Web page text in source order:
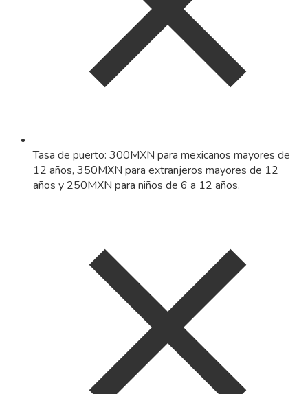
Tasa de puerto: 300MXN para mexicanos mayores de
12 años, 350MXN para extranjeros mayores de 12
años y 250MXN para niños de 6 a 12 años.